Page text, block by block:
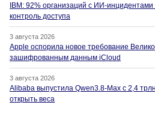
IBM: 92% организаций с ИИ-
контроль доступа
3 августа 2026
Apple оспорила новое требование
зашифрованным данным iCloud
3 августа 2026
Alibaba выпустила Qwen3.8-Max с 2,4
открыть веса